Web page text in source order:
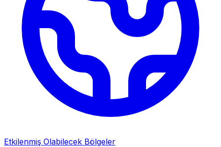
Etkilenmiş Olabilecek Bölgeler